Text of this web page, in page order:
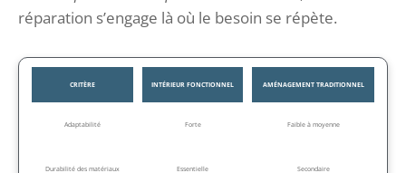
réparation s’engage là où le besoin se répète.
CRITÈRE INTÉRIEUR FONCTIONNEL AMÉNAGEMENT TRADITIONNEL
Adaptabilité Forte Faible à moyenne
Durabilité des matériaux Essentielle Secondaire